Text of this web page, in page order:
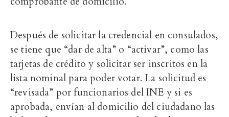
Después de solicitar la credencial en consulados,
se tiene que “dar de alta” o “activar”, como las
tarjetas de crédito y solicitar ser inscritos en la
lista nominal para poder votar. La solicitud es
“revisada” por funcionarios del INE y si es
aprobada, envían al domicilio del ciudadano las